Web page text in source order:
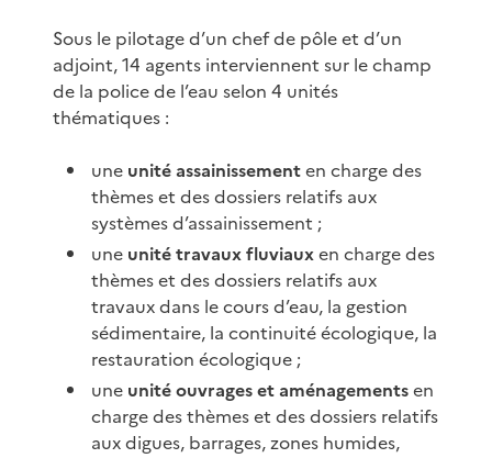
Sous le pilotage d’un chef de pôle et d’un
adjoint, 14 agents interviennent sur le champ
de la police de l’eau selon 4 unités
thématiques :
une unité assainissementen charge des
thèmes et des dossiers relatifs aux
systèmes d’assainissement ;
une unité travaux fluviauxen charge des
thèmes et des dossiers relatifs aux
travaux dans le cours d’eau, la gestion
sédimentaire, la continuité écologique, la
restauration écologique ;
une unité ouvrages et aménagementsen
charge des thèmes et des dossiers relatifs
aux digues, barrages, zones humides,